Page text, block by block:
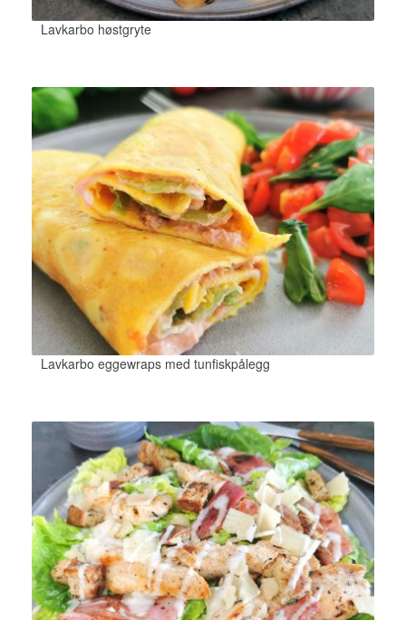
Lavkarbo høstgryte
Lavkarbo eggewraps med tunfiskpålegg